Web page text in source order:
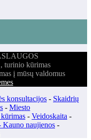
turinio kūrimas
į mūsų valdomus
konsultacijos - Skaidrių
- Miesto
- Veidoskaita -
Kauno naujienos -